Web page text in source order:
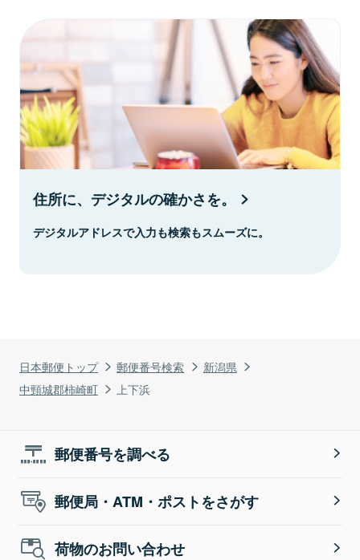
日本郵便トップ 郵便番号検索
新潟県
中頸城郡柿崎町
上下浜
住所に、デジタルの確かさを。
デジタルアドレスで入力も検索もスムーズに。
郵便番号を調べる
郵便局・ATM・ポストをさがす
荷物のお問い合わせ